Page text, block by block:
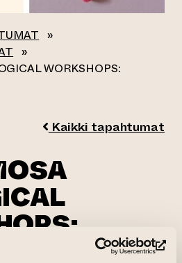
»
»
WORKSHOPS:
Kaikki tapahtumat